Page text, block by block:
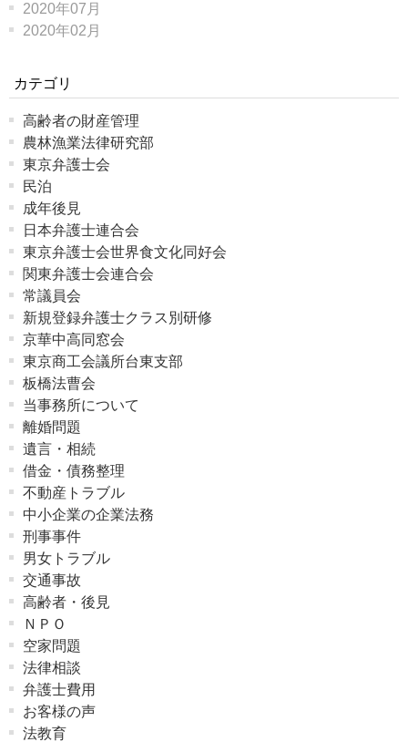
2020年07月
2020年02月
カテゴリ
高齢者の財産管理
農林漁業法律研究部
東京弁護士会
民泊
成年後見
日本弁護士連合会
東京弁護士会世界食文化同好会
関東弁護士会連合会
常議員会
新規登録弁護士クラス別研修
京華中高同窓会
東京商工会議所台東支部
板橋法曹会
当事務所について
離婚問題
遺言・相続
借金・債務整理
不動産トラブル
中小企業の企業法務
刑事事件
男女トラブル
交通事故
高齢者・後見
ＮＰＯ
空家問題
法律相談
弁護士費用
お客様の声
法教育